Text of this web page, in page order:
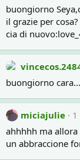
buongiorno
il grazie per
cia di
buongiorno
miciajulie
1
ahhhhh ma allora
un abbraccione